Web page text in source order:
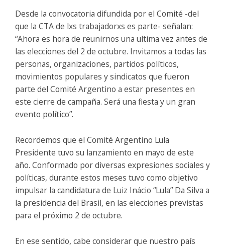
Desde la convocatoria difundida por el Comité -del
que la CTA de lxs trabajadorxs es parte- señalan:
“Ahora es hora de reunirnos una ultima vez antes de
las elecciones del 2 de octubre. Invitamos a todas las
personas, organizaciones, partidos políticos,
movimientos populares y sindicatos que fueron
parte del Comité Argentino a estar presentes en
este cierre de campaña. Será una fiesta y un gran
evento político”.
Recordemos que el Comité Argentino Lula
Presidente tuvo su lanzamiento en mayo de este
año. Conformado por diversas expresiones sociales y
políticas, durante estos meses tuvo como objetivo
impulsar la candidatura de Luiz Inácio “Lula” Da Silva a
la presidencia del Brasil, en las elecciones previstas
para el próximo 2 de octubre.
En ese sentido, cabe considerar que nuestro país